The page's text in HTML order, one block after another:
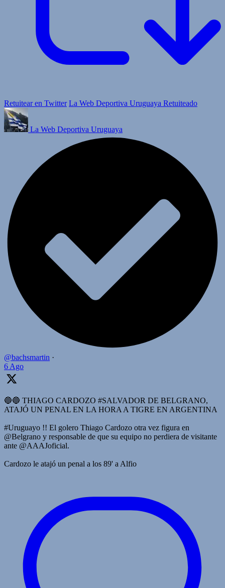
Retuitear en Twitter La Web Deportiva Uruguaya Retuiteado
La Web Deportiva Uruguaya
@bachsmartin ·
6 Ago
🔵🔵 THIAGO CARDOZO #SALVADOR DE BELGRANO,
ATAJÓ UN PENAL EN LA HORA A TIGRE EN ARGENTINA
#Uruguayo !! El golero Thiago Cardozo otra vez figura en
@Belgrano y responsable de que su equipo no perdiera de visitante
ante @AAAJoficial.
Cardozo le atajó un penal a los 89' a Alfio